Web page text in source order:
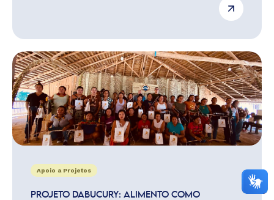
Apoio a Projetos
PROJETO DABUCURY: ALIMENTO COMO